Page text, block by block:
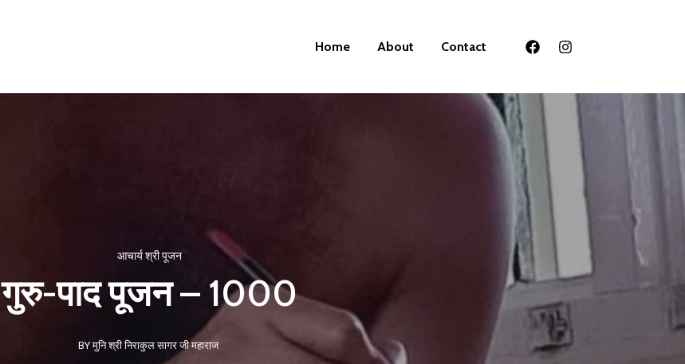
Home About Contact
आचार्य श्री पूजन
गुरु-पाद पूजन – 1000
BY मुनि श्री निराकुल सागर जी महाराज